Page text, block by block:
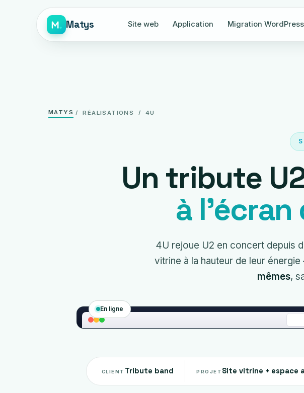
Matys Site web Application Migration WordPress
MATYS / RÉALISATIONS / 4U
Un tribute
à l'écran
4U rejoue U2 en concert depuis
vitrine à la hauteur de leur
mêmes,
En ligne
CLIENT Tribute band PROJET Site vitrine + espace